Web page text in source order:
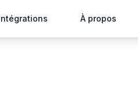
À propos